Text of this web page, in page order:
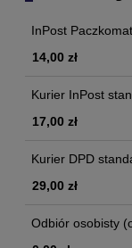
InPost
14,00 zł
Kurier InPost
17,00 zł
Kurier DPD
29,00 zł
Odbiór osobisty